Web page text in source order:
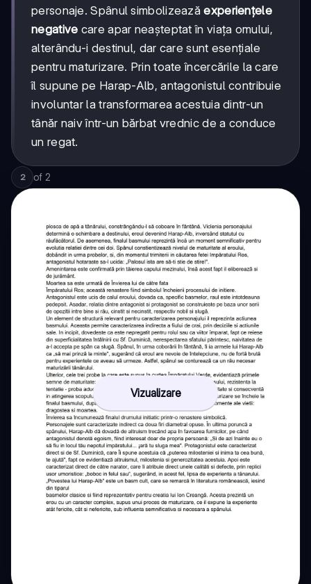
personaje. Spânul simbolizeazăexperiențele
negative care apar neașteptat în viața omului,
alterându-i destinul, dar care sunt esențiale
pentru maturizare. Prin toate încercările la care
îl supune pe Harap-Alb, antagonistul contribuie
involuntar la transformarea acestuia dintr-un
tânăr naiv într-un bărbat vrednic de a conduce
un regat.
2 of 2
Vizualizare